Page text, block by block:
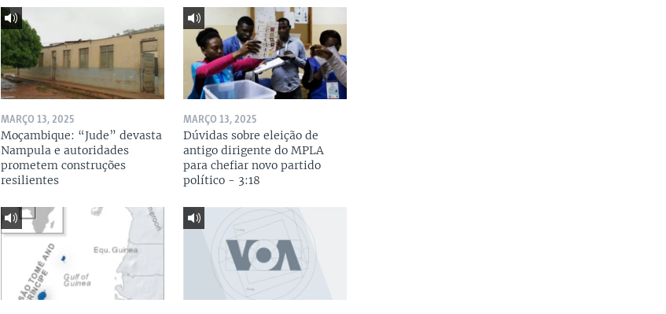
MARÇO 13, 2025
Moçambique: “Jude” devasta
Nampula e autoridades
prometem construções
resilientes
MARÇO 13, 2025
Dúvidas sobre eleição de
antigo dirigente do MPLA
para chefiar novo partido
político - 3:18